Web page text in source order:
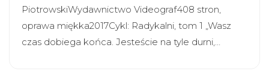
PiotrowskiWydawnictwo Videograf408 stron,
oprawa miękka2017Cykl: Radykalni, tom 1 „Wasz
czas dobiega końca. Jesteście na tyle durni,…